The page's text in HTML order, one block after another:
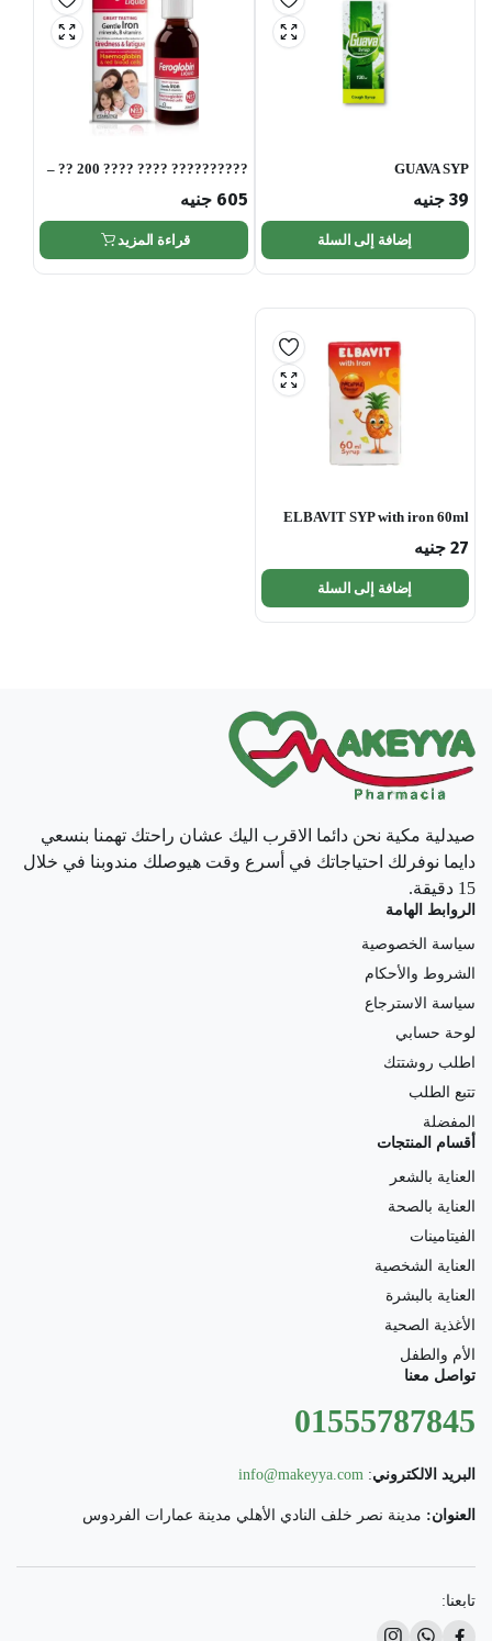
GUAVA SYP
39 جنيه
إضافة إلى السلة
?????????? ???? ???? 200 ?? –
605 جنيه
قراءة المزيد
ELBAVIT SYP with iron 60ml
27 جنيه
إضافة إلى السلة
صيدلية مكية نحن دائما الاقرب اليك عشان راحتك تهمنا بنسعي
دايما نوفرلك احتياجاتك في أسرع وقت هيوصلك مندوبنا في خلال
15 دقيقة.
الروابط الهامة
سياسة الخصوصية
الشروط والأحكام
سياسة الاسترجاع
لوحة حسابي
اطلب روشتتك
تتبع الطلب
المفضلة
أقسام المنتجات
العناية بالشعر
العناية بالصحة
الفيتامينات
العناية الشخصية
العناية بالبشرة
الأغذية الصحية
الأم والطفل
تواصل معنا
01555787845
البريد الالكتروني:
info@makeyya.com
العنوان: مدينة نصر خلف النادي الأهلي مدينة عمارات الفردوس
تابعنا: